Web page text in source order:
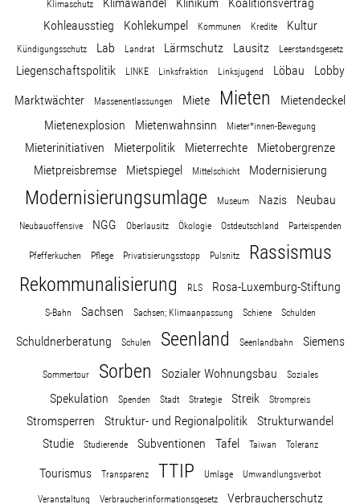
Klimaschutz
Kohleausstieg
Kohlekumpel Kommunen Kredite Kultur
Kündigungsschutz Lab Landrat Lärmschutz Lausitz Leerstandsgesetz
Liegenschaftspolitik LINKE Linksfraktion Linksjugend Löbau
Lobby
Marktwächter
Massenentlassungen Miete Mieten
Mietendeckel
Mietenexplosion
Mietenwahnsinn Mieter*innen-Bewegung
Mieterinitiativen Mieterpolitik Mieterrechte
Mietobergrenze
Mietpreisbremse
Mietspiegel Mittelschicht Modernisierung
Modernisierungsumlage Museum Nazis Neubau
Neubauoffensive NGG Oberlausitz Ökologie Ostdeutschland Parteispenden
Pfefferkuchen Pflege Privatisierungsstopp Pulsnitz
Rassismus
Rekommunalisierung
RLS Rosa-Luxemburg-Stiftung
S-Bahn Sachsen Sachsen; Klimaanpassung Schiene Schulden
Schuldnerberatung Schulen Seenland Seenlandbahn Siemens
Sommertour Sorben Sozialer Wohnungsbau Soziales
Spekulation Spenden Stadt Strategie Streik Strompreis
Stromsperren Struktur- und Regionalpolitik
Strukturwandel
Studie
Studierende Subventionen Tafel Taiwan Toleranz
Tourismus Transparenz TTIP Umlage Umwandlungsverbot
Veranstaltung Verbraucherinformationsgesetz
Verbraucherschutz